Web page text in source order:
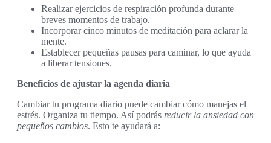
Realizar ejercicios de respiración profunda durante
breves momentos de trabajo.
Incorporar cinco minutos de meditación para aclarar la
mente.
Establecer pequeñas pausas para caminar, lo que ayuda
a liberar tensiones.
Beneficios de ajustar la agenda diaria
Cambiar tu programa diario puede cambiar cómo manejas el
estrés. Organiza tu tiempo. Así podrás reducir la ansiedad con
pequeños cambios. Esto te ayudará a: